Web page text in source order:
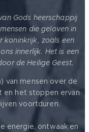
Gods heerschappij
die geloven in
koninkrijk, zoals een
innerlijk. Het is een
de Heilige Geest.
van mensen over de
het stoppen ervan
voortduren.
energie, ontwaak en